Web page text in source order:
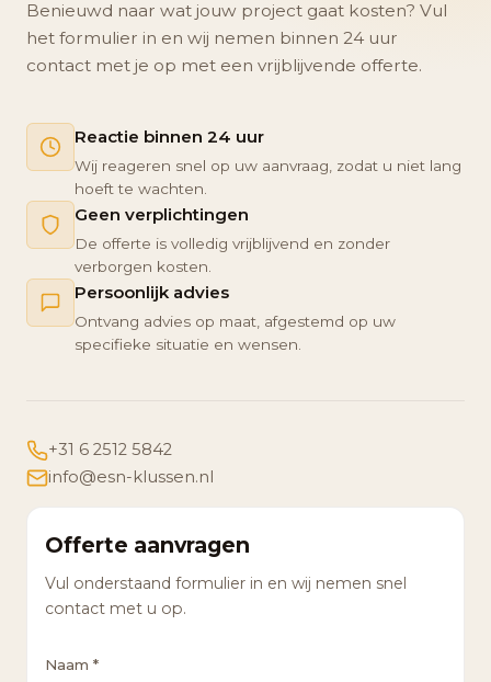
Benieuwd naar wat jouw project gaat kosten? Vul
het formulier in en wij nemen binnen 24 uur
contact met je op met een vrijblijvende offerte.
Reactie binnen 24 uur
Wij reageren snel op uw aanvraag, zodat u niet lang
hoeft te wachten.
Geen verplichtingen
De offerte is volledig vrijblijvend en zonder
verborgen kosten.
Persoonlijk advies
Ontvang advies op maat, afgestemd op uw
specifieke situatie en wensen.
+31 6 2512 5842
info@esn-klussen.nl
Offerte aanvragen
Vul onderstaand formulier in en wij nemen snel
contact met u op.
Naam *